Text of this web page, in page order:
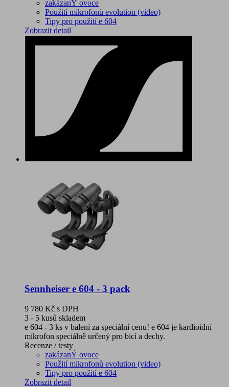
zakázanÝ ovoce
Použití mikrofonů evolution (video)
Tipy pro použití e 604
Zobrazit detail
Sennheiser e 604 - 3 pack
9 780 Kč s DPH
3 - 5 kusů skladem
e 604 - 3 ks v balení za speciální cenu! e 604 je kardioidní
mikrofon speciálně určený pro bicí a dechy.
Recenze / testy
zakázanÝ ovoce
Použití mikrofonů evolution (video)
Tipy pro použití e 604
Zobrazit detail